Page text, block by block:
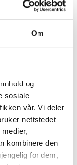
Om
og
sosiale
vår. Vi deler
nettstedet
kombinere den
for dem,
trekke i
blir
også
som
av